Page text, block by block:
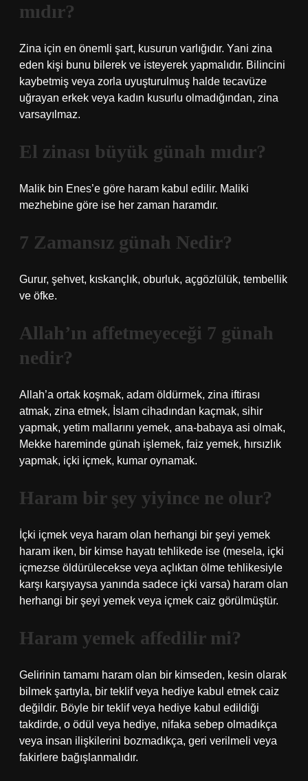
mıdır?
Zina için en önemli şart, kusurun varlığıdır. Yani zina
eden kişi bunu bilerek ve isteyerek yapmalıdır. Bilincini
kaybetmiş veya zorla uyuşturulmuş halde tecavüze
uğrayan erkek veya kadın kusurlu olmadığından, zina
varsayılmaz.
El zinası büyük günah mıdır?
Malik bin Enes’e göre haram kabul edilir. Maliki
mezhebine göre ise her zaman haramdır.
7 Zamansız günah Nedir?
Gurur, şehvet, kıskançlık, oburluk, açgözlülük, tembellik
ve öfke.
Allah’ın affetmeyeceği 7 günah
nedir?
Allah’a ortak koşmak, adam öldürmek, zina iftirası
atmak, zina etmek, İslam cihadından kaçmak, sihir
yapmak, yetim mallarını yemek, ana-babaya asi olmak,
Mekke hareminde günah işlemek, faiz yemek, hırsızlık
yapmak, içki içmek, kumar oynamak.
Haram bir şey yiyince ne olur?
İçki içmek veya haram olan herhangi bir şeyi yemek
haram iken, bir kimse hayatı tehlikede ise (mesela, içki
içmezse öldürülecekse veya açlıktan ölme tehlikesiyle
karşı karşıyaysa yanında sadece içki varsa) haram olan
herhangi bir şeyi yemek veya içmek caiz görülmüştür.
Haram yemek affedilir mi?
Gelirinin tamamı haram olan bir kimseden, kesin olarak
bilmek şartıyla, bir teklif veya hediye kabul etmek caiz
değildir. Böyle bir teklif veya hediye kabul edildiği
takdirde, o ödül veya hediye, nifaka sebep olmadıkça
veya insan ilişkilerini bozmadıkça, geri verilmeli veya
fakirlere bağışlanmalıdır.